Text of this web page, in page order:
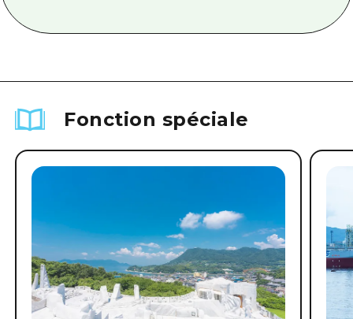
Fonction spéciale